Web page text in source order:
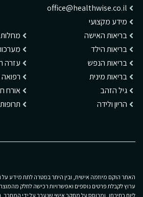
office@healthwise.co.il
מידע מקצועי
בריאות האישה
בריאות הילד
בריאות הנפש
בריאות מינית
גיל הזהב
הריון ולידה
מחלות
עזרה
אורח
האתר הוקם מיוזמה אישית, ובין היתר במטרה לתת מידע
ערוץ לקבלת פרטים נוספים ואפשרויות רכישה לחלק
ליום כתיבתו, ומבוסס על מחקר אישי שנערך על ידי המחבר.